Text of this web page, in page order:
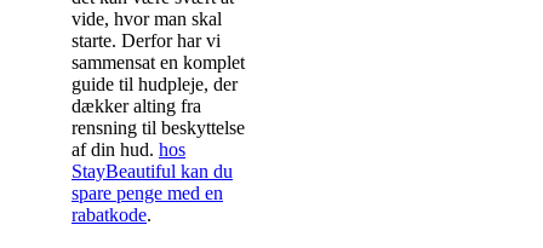
vide, hvor man skal
starte. Derfor har vi
sammensat en komplet
guide til hudpleje, der
dækker alting fra
rensning til beskyttelse
af din hud. hos
StayBeautiful kan du
spare penge med en
rabatkode.